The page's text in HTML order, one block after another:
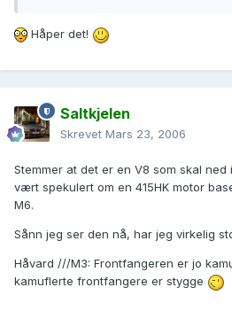
Håper det!
Saltkjelen
Skrevet Mars 23, 2006
Stemmer at det er en V8 som skal
vært spekulert om en 415HK motor
M6.
Sånn jeg ser den nå, har jeg virkelig
Håvard ///M3: Frontfangeren er jo
kamuflerte frontfangere er stygge